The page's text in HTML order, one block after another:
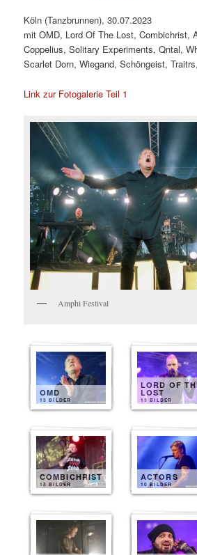
Köln (Tanzbrunnen), 30.07.2023
mit OMD, Lord Of The Lost, Combichrist,
Coppelius, Solitary Experiments, Qntal,
Scarlet Dorn, Wiegand, Schöngeist,
Link zur Fotogalerie Teil 1
Amphi Festival
OMD
13 BILDER
LORD OF
LOST
13 BILDER
COMBICHRIST
13 BILDER
ACTORS
10 BILDER